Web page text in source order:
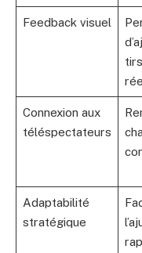
Feedback visuel
Connexion aux
téléspectateurs
Adaptabilité
stratégique